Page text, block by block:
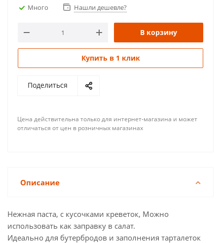
Много Нашли дешевле?
В корзину
Купить в 1 клик
Поделиться
Цена действительна только для интернет-магазина и может
отличаться от цен в розничных магазинах
Описание
Нежная паста, с кусочками креветок, Можно
использовать как заправку в салат.
Идеально для бутербродов и заполнения тарталеток